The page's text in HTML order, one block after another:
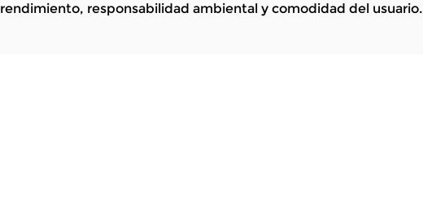
rendimiento, responsabilidad ambiental y comodidad del usuario.